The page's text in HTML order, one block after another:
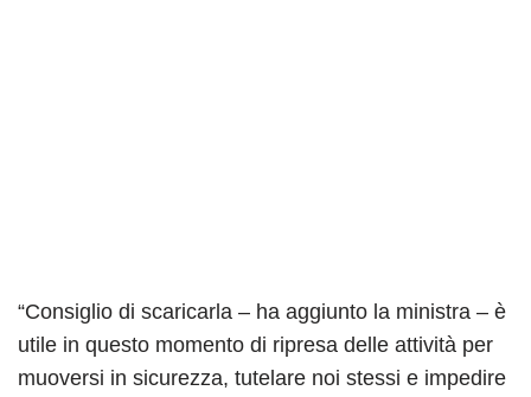
“Consiglio di scaricarla – ha aggiunto la ministra – è
utile in questo momento di ripresa delle attività per
muoversi in sicurezza, tutelare noi stessi e impedire